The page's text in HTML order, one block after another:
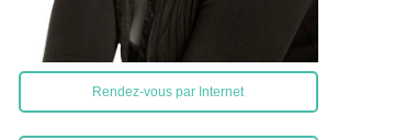
Rendez-vous par Internet